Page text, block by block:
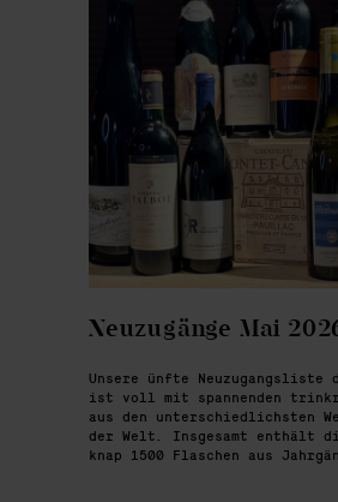
Neuzugänge Mai
Unsere ünfte Neuzugangsliste
ist voll mit spannenden
aus den unterschiedlichsten
der Welt. Insgesamt enthält
knap 1500 Flaschen aus